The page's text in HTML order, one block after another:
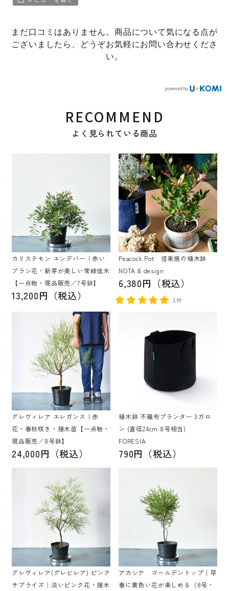
まだ口コミはありません。商品について気になる点が
ございましたら、どうぞお気軽にお問い合わせくださ
い。
RECOMMEND
よく見られている商品
カリステモン エンデバー｜赤い
ブラシ花・新芽が美しい常緑低木
【一点物・現品販売／7号鉢】
13,200円（税込）
Peacock Pot 信楽焼の植木鉢
NOTA & design
6,380円（税込）
1件
グレヴィレア エレガンス｜赤
花・春秋咲き・接木苗【一点物・
現品販売／8号鉢】
24,000円（税込）
植木鉢 不織布プランター 3ガロ
ン (直径24cm 8号相当)
FORESIA
790円（税込）
グレヴィレア(グレビレア) ピンク
サプライズ｜淡いピンク花・接木
アカシア ゴールデントップ｜早
春に黄色い花が楽しめる（8号・